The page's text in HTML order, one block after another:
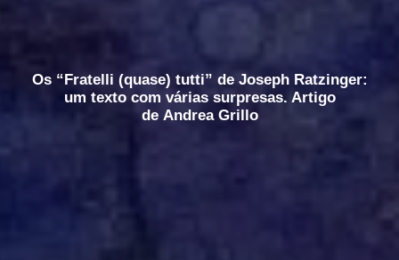
Os “Fratelli (quase) tutti” de Joseph Ratzinger:
um texto com várias surpresas. Artigo
de Andrea Grillo